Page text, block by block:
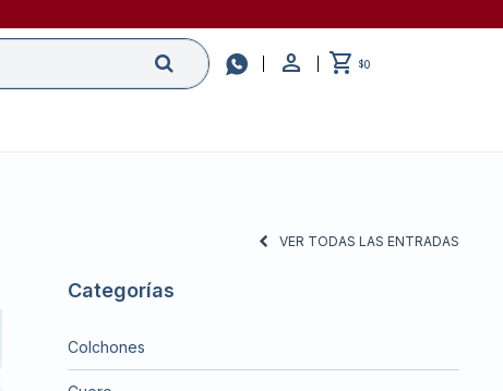
 $0
VER TODAS LAS ENTRADAS
Categorías
Colchones